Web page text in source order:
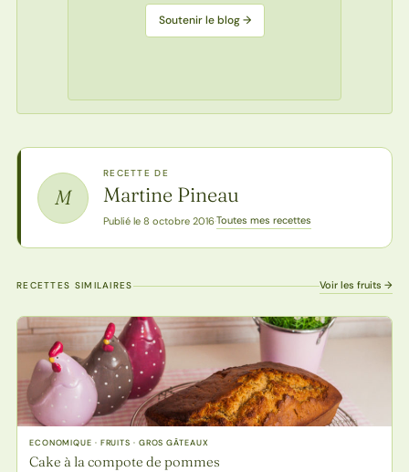
Soutenir le blog →
M
RECETTE DE
Martine Pineau
Publié le 8 octobre 2016·Toutes mes recettes
RECETTES SIMILAIRES Voir les fruits →
ECONOMIQUE · FRUITS · GROS GÂTEAUX
Cake à la compote de pommes